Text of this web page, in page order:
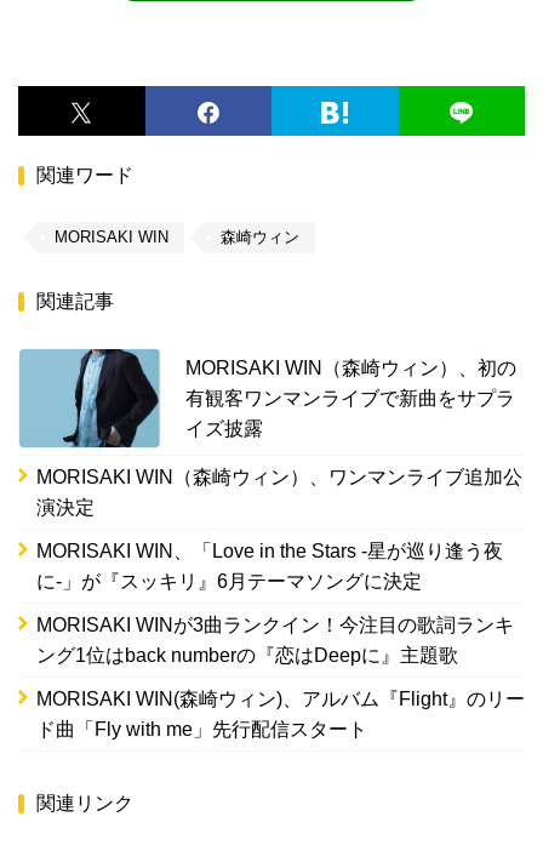
関連ワード
MORISAKI WIN 森崎ウィン
関連記事
MORISAKI WIN（森崎ウィン）、初の
有観客ワンマンライブで新曲をサプラ
イズ披露
MORISAKI WIN（森崎ウィン）、ワンマンライブ追加公
演決定
MORISAKI WIN、「Love in the Stars -星が巡り逢う夜
に-」が『スッキリ』6月テーマソングに決定
MORISAKI WINが3曲ランクイン！今注目の歌詞ランキ
ング1位はback numberの『恋はDeepに』主題歌
MORISAKI WIN(森崎ウィン)、アルバム『Flight』のリー
ド曲「Fly with me」先行配信スタート
関連リンク